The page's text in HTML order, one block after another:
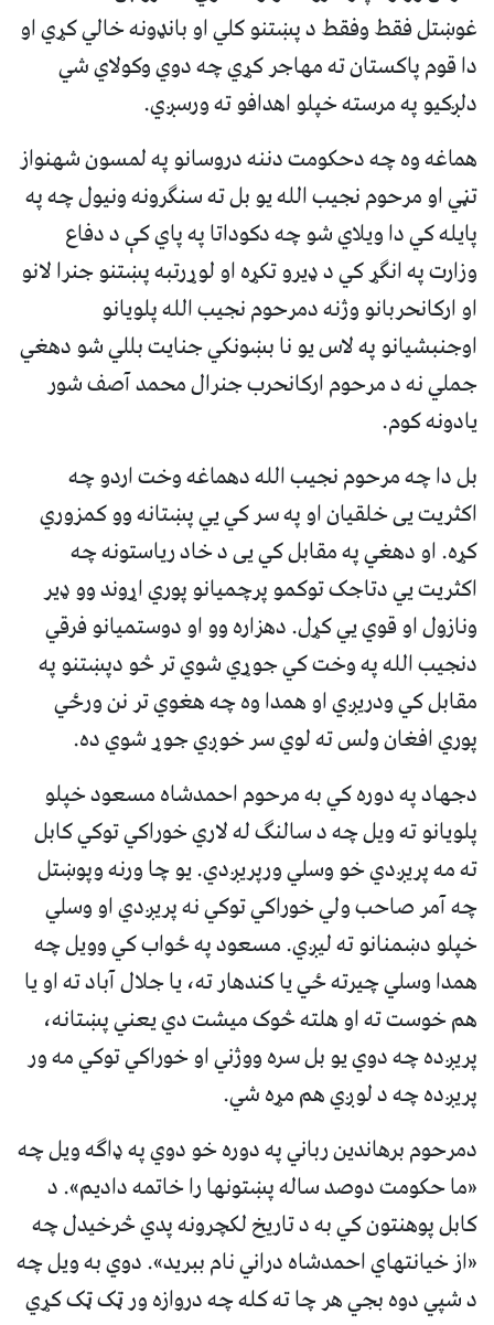
غوښتل فقط وفقط د پښتنو کلي او بانډونه خالي کړي او
دا قوم پاکستان ته مهاجر کړي چه دوي وکولاي شي
دلږکیو په مرسته خپلو اهدافو ته ورسږي.
هماغه وه چه دحکومت دننه دروسانو په لمسون شهنواز
تڼي او مرحوم نجیب الله یو بل ته سنګرونه ونیول چه په
پایله کي دا ویلاي شو چه دکوداتا په پاي کې د دفاع
وزارت په انګړ کي د ‌‌‌‌‌‌ډيرو تکړه او لوړرتبه پښتنو جنرا لانو
او ارکانحربانو وژنه دمرحوم نجیب الله پلویانو
اوجنبشیانو په لاس یو نا بښونکي جنایت بللي شو دهغي
جملي نه د مرحوم ارکانحرب جنرال محمد آصف شور
یادونه کوم.
بل دا چه مرحوم نجیب الله دهماغه وخت اردو چه
اکثریت يی خلقیان او په سر کي يي پښتانه وو کمزوري
کړه. او دهغي په مقابل کي يی د خاد ریاستونه چه
اکثریت يي دتاجک توکمو پرچمیانو پوري اړوند وو ډیر
ونازول او قوي يي کړل. دهزاره وو او دوستمیانو فرقي
دنجیب الله په وخت کي جوړي شوي تر څو دپښتنو په
مقابل کي ودریږي او همدا وه چه هغوي تر نن ورځي
پوري افغان ولس ته لوي سر خوږي جوړ شوي ده.
دجهاد په دوره کي به مرحوم احمدشاه مسعود خپلو
پلویانو ته ویل چه د سالنګ له لاري خوراکي توکي کابل
ته مه پریږدي خو وسلي ورپریږدي. یو چا ورنه وپوښتل
چه آمر صاحب ولي خوراکي توکي نه پریږدي او وسلي
خپلو دښمنانو ته لیږي. مسعود په ځواب کي وویل چه
همدا وسلي چیرته ځي یا کندهار ته، یا جلال آباد ته او یا
هم خوست ته او هلته څوک میشت دي یعني پښتانه،
پریږده چه دوي یو بل سره ووژني او خوراکي توکي مه ور
پریږده چه د لوږي هم مړه شي.
دمرحوم برهاندین رباني په دوره خو دوي په ډاګه ویل چه
«ما حکومت دوصد ساله پښتونها را خاتمه دادیم». د
کابل پوهنتون کي به د تاریخ لکچرونه پدي څرخیدل چه
«از خیانتهاي احمدشاه دراني نام ببرید». دوي به ویل چه
د شپي دوه بجي هر چا ته کله چه دروازه ور ټک ټک کړي